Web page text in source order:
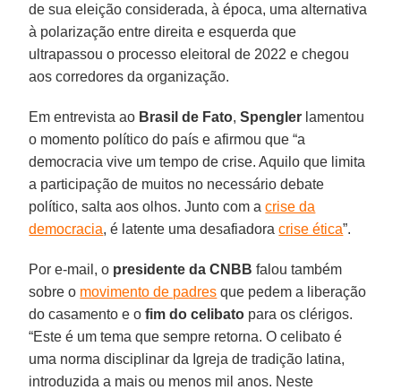
de sua eleição considerada, à época, uma alternativa
à polarização entre direita e esquerda que
ultrapassou o processo eleitoral de 2022 e chegou
aos corredores da organização.
Em entrevista ao Brasil de Fato,Spengler lamentou
o momento político do país e afirmou que “a
democracia vive um tempo de crise. Aquilo que limita
a participação de muitos no necessário debate
político, salta aos olhos. Junto com acrise da
democracia, é latente uma desafiadoracrise ética”.
Por e-mail, o presidente da CNBB falou também
sobre o movimento de padres que pedem a liberação
do casamento e ofim do celibato para os clérigos.
“Este é um tema que sempre retorna. O celibato é
uma norma disciplinar da Igreja de tradição latina,
introduzida a mais ou menos mil anos. Neste